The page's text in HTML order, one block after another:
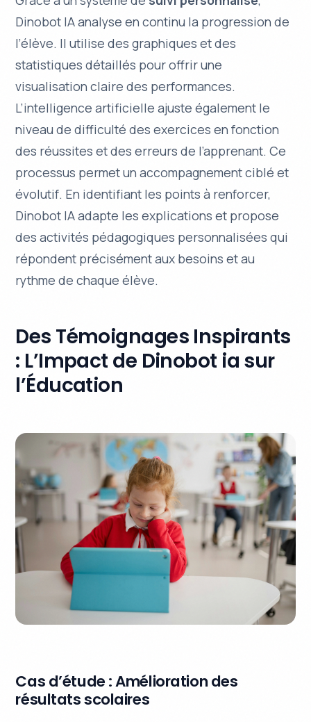
Dinobot IA analyse en continu la progression de
l’élève. Il utilise des graphiques et des
statistiques détaillés pour offrir une
visualisation claire des performances.
L’intelligence artificielle ajuste également le
niveau de difficulté des exercices en fonction
des réussites et des erreurs de l’apprenant. Ce
processus permet un accompagnementciblé et
évolutif. En identifiant les points à renforcer,
Dinobot IA adapte les explications et propose
des activités pédagogiques personnalisées qui
répondent précisément aux besoins et au
rythme de chaque élève.
Des Témoignages Inspirants
: L’Impact de Dinobot ia sur
l’Éducation
Cas d’étude : Amélioration des
résultats scolaires